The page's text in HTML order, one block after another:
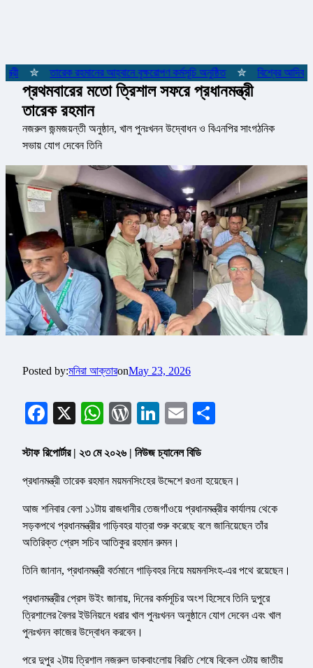
তারেক রহমানের আহ্বানে বৃক্ষরোপণ কর্মসূচি অনুষ্ঠিত বিশ্বের
প্রথমবারের মতো ত্রিশাল সফরে প্রধানমন্ত্রী
তারেক রহমান
নজরুল জন্মজয়ন্তী অনুষ্ঠান, খাল পুনঃখনন উদ্বোধন ও বিএনপির সাংগঠনিক
সভায় যোগ দেবেন তিনি
Posted by:মনিরা আক্তারonMay 23, 2026
Facebook
X WhatsApp
WordPress
LinkedIn
Email
স্টাফ রিপোর্টার | ২৩ মে ২০২৬ | নিউজ চ্যানেল বিডি
প্রধানমন্ত্রী তারেক রহমান ময়মনসিংহের উদ্দেশে রওনা হয়েছেন।
আজ শনিবার বেলা ১১টায় রাজধানীর তেজগাঁওয়ে প্রধানমন্ত্রীর কার্যালয় থেকে
সড়কপথে প্রধানমন্ত্রীর গাড়িবহর যাত্রা শুরু করেছে বলে জানিয়েছেন তাঁর
অতিরিক্ত প্রেস সচিব আতিকুর রহমান রুমন।
তিনি জানান, প্রধানমন্ত্রী বর্তমানে গাড়িবহর নিয়ে ময়মনসিংহ-এর পথে রয়েছেন।
প্রধানমন্ত্রীর প্রেস উইং জানায়, দিনের কর্মসূচির অংশ হিসেবে তিনি দুপুরে
ত্রিশালের বৈলর ইউনিয়নে ধরার খাল পুনঃখনন অনুষ্ঠানে যোগ দেবেন এবং খাল
পুনঃখনন কাজের উদ্বোধন করবেন।
পরে দুপুর ২টায় ত্রিশাল নজরুল ডাকবাংলোয় বিরতি শেষে বিকেল ৩টায় জাতীয়